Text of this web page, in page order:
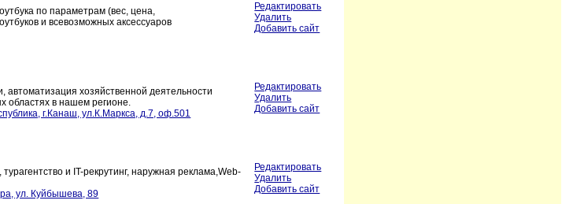
по параметрам (вес, цена,
и всевозможных аксессуаров
Редактировать
Удалить
Добавить сайт
хозяйственной деятельности
областях в нашем регионе.
г.Канаш, ул.К.Маркса, д.7, оф.501
Редактировать
Удалить
Добавить сайт
и IT-рекрутинг, наружная реклама,Web-
ул. Куйбышева, 89
Редактировать
Удалить
Добавить сайт